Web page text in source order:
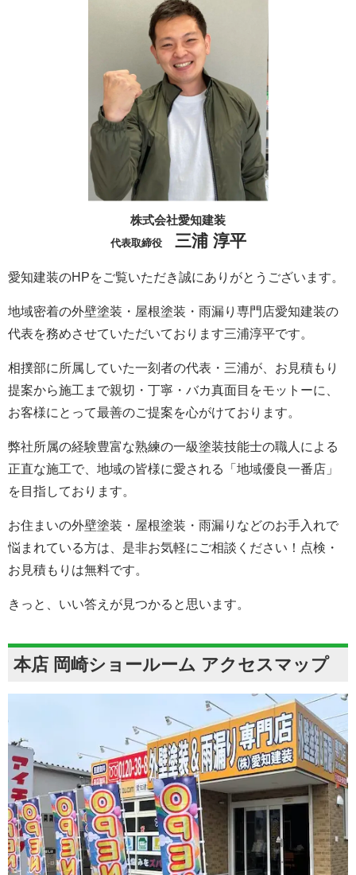
株式会社愛知建装
代表取締役 三浦 淳平
愛知建装のHPをご覧いただき誠にありがとうございます。
地域密着の外壁塗装・屋根塗装・雨漏り専門店愛知建装の
代表を務めさせていただいております三浦淳平です。
相撲部に所属していた一刻者の代表・三浦が、お見積もり
提案から施工まで親切・丁寧・バカ真面目をモットーに、
お客様にとって最善のご提案を心がけております。
弊社所属の経験豊富な熟練の一級塗装技能士の職人による
正直な施工で、地域の皆様に愛される「地域優良一番店」
を目指しております。
お住まいの外壁塗装・屋根塗装・雨漏りなどのお手入れで
悩まれている方は、是非お気軽にご相談ください！点検・
お見積もりは無料です。
きっと、いい答えが見つかると思います。
本店 岡崎ショールーム アクセスマップ